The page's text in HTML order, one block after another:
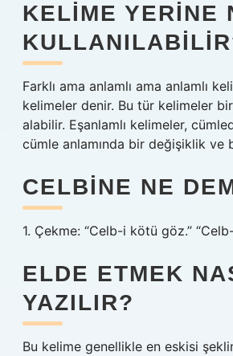
KELIME YERINE
Farklı ama anlamlı ama anlamlı
kelimeler denir. Bu tür kelimeler
alabilir. Eşanlamlı kelimeler,
cümle anlamında bir değişiklik ve
CELBINE NE
1. Çekme: “Celb-i kötü göz.”
ELDE ETMEK
YAZILIR?
Bu kelime genellikle en eskisi